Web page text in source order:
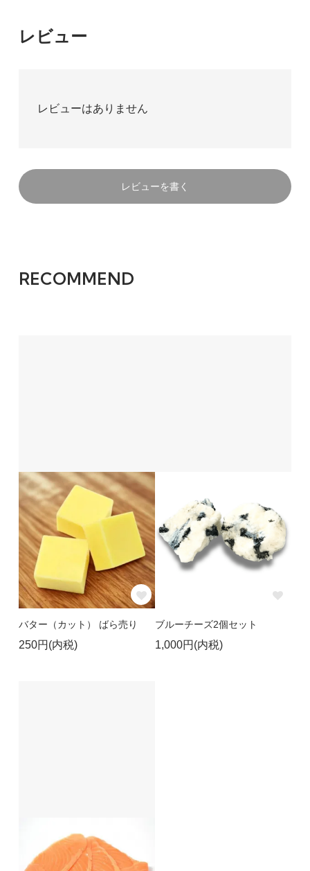
レビュー
レビューはありません
レビューを書く
RECOMMEND
バター（カット） ばら売り
250円(内税)
ブルーチーズ2個セット
1,000円(内税)